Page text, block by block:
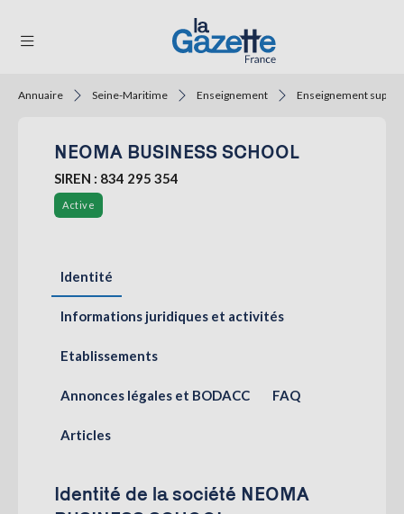
RÉGIONS
FORMATS
SERVICES
connecter
S'abonner
Annuaire Seine-Maritime Enseignement Enseignement
NEOMA BUSINESS SCHOOL
SIREN : 834 295 354
Active
Identité
Informations juridiques et activités
Etablissements
Annonces légales et BODACC FAQ
Articles
Identité de la société NEOMA